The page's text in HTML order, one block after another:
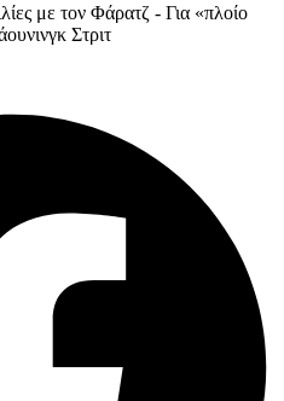
με τον Φάρατζ - Για «πλοίο
Στριτ